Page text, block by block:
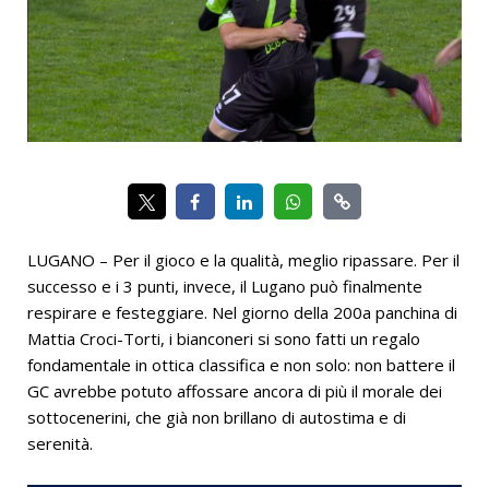
LUGANO – Per il gioco e la qualità, meglio ripassare. Per il
successo e i 3 punti, invece, il Lugano può finalmente
respirare e festeggiare. Nel giorno della 200a panchina di
Mattia Croci-Torti, i bianconeri si sono fatti un regalo
fondamentale in ottica classifica e non solo: non battere il
GC avrebbe potuto affossare ancora di più il morale dei
sottocenerini, che già non brillano di autostima e di
serenità.